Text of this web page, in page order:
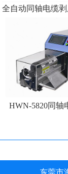
HWN-5820同轴
东莞市